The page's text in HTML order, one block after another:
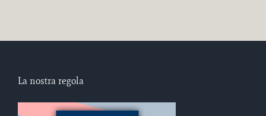
La nostra regola